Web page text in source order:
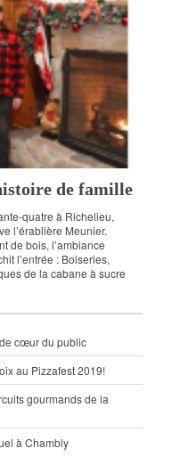
de famille
quatre à Richelieu,
l’érablière Meunier.
de bois, l’ambiance
l’entrée : Boiseries,
de la cabane à sucre
cœur du public
au Pizzafest 2019!
gourmands de la
à Chambly